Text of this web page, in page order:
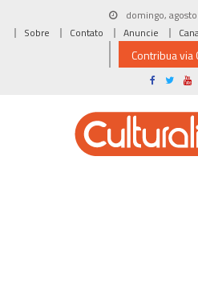
domingo,
Sobre
Contato Anuncie
Contribua via